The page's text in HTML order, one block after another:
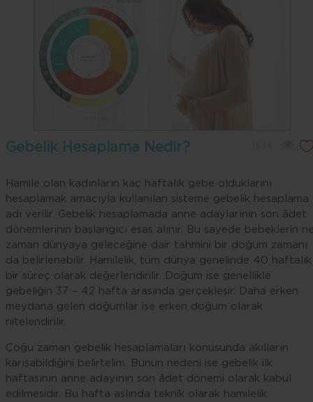
Gebelik Hesaplama Nedir?
Hamile olan kadınların kaç haftalık gebe olduklarını
hesaplamak amacıyla kullanılan sisteme gebelik hesaplama
adı verilir. Gebelik hesaplamada anne adaylarının son âdet
dönemlerinin başlangıcı esas alınır. Bu sayede bebeklerin
zaman dünyaya geleceğine dair tahmini bir doğum zamanı
da belirlenebilir. Hamilelik, tüm dünya genelinde 40 haftalık
bir süreç olarak değerlendirilir. Doğum ise genellikle
gebeliğin 37 – 42 hafta arasında gerçekleşir. Daha erken
meydana gelen doğumlar ise erken doğum olarak
nitelendirilir.
Çoğu zaman gebelik hesaplamaları konusunda akılların
karışabildiğini belirtelim. Bunun nedeni ise gebelik ilk
haftasının anne adayının son âdet dönemi olarak kabul
edilmesidir. Bu hafta aslında teknik olarak hamilelik